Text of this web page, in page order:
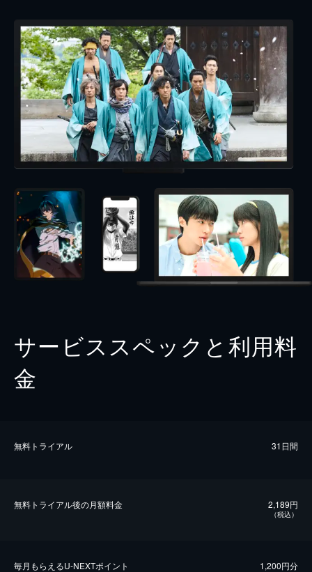
サービススペックと利用料
金
無料トライアル 31日間
無料トライアル後の⽉額料金 2,189円
（税込）
毎⽉もらえるU-NEXTポイント 1,200円分